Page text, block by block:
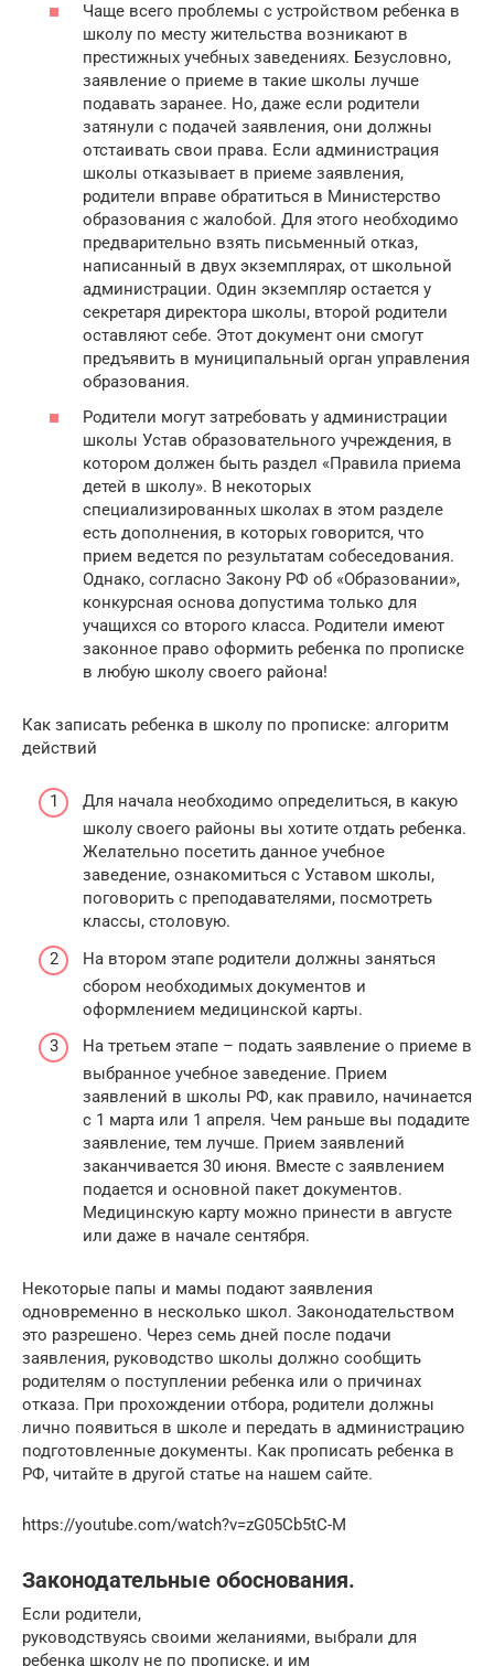
Чаще всего проблемы с устройством ребенка в
школу по месту жительства возникают в
престижных учебных заведениях. Безусловно,
заявление о приеме в такие школы лучше
подавать заранее. Но, даже если родители
затянули с подачей заявления, они должны
отстаивать свои права. Если администрация
школы отказывает в приеме заявления,
родители вправе обратиться в Министерство
образования с жалобой. Для этого необходимо
предварительно взять письменный отказ,
написанный в двух экземплярах, от школьной
администрации. Один экземпляр остается у
секретаря директора школы, второй родители
оставляют себе. Этот документ они смогут
предъявить в муниципальный орган управления
образования.
Родители могут затребовать у администрации
школы Устав образовательного учреждения, в
котором должен быть раздел «Правила приема
детей в школу». В некоторых
специализированных школах в этом разделе
есть дополнения, в которых говорится, что
прием ведется по результатам собеседования.
Однако, согласно Закону РФ об «Образовании»,
конкурсная основа допустима только для
учащихся со второго класса. Родители имеют
законное право оформить ребенка по прописке
в любую школу своего района!
Как записать ребенка в школу по прописке: алгоритм
действий
Для начала необходимо определиться, в какую
школу своего районы вы хотите отдать ребенка.
Желательно посетить данное учебное
заведение, ознакомиться с Уставом школы,
поговорить с преподавателями, посмотреть
классы, столовую.
На втором этапе родители должны заняться
сбором необходимых документов и
оформлением медицинской карты.
На третьем этапе – подать заявление о приеме в
выбранное учебное заведение. Прием
заявлений в школы РФ, как правило, начинается
с 1 марта или 1 апреля. Чем раньше вы подадите
заявление, тем лучше. Прием заявлений
заканчивается 30 июня. Вместе с заявлением
подается и основной пакет документов.
Медицинскую карту можно принести в августе
или даже в начале сентября.
Некоторые папы и мамы подают заявления
одновременно в несколько школ. Законодательством
это разрешено. Через семь дней после подачи
заявления, руководство школы должно сообщить
родителям о поступлении ребенка или о причинах
отказа. При прохождении отбора, родители должны
лично появиться в школе и передать в администрацию
подготовленные документы. Как прописать ребенка в
РФ, читайте в другой статье на нашем сайте.
https://youtube.com/watch?v=zG05Cb5tC-M
Законодательные обоснования.
Если родители,
руководствуясь своими желаниями, выбрали для
ребенка школу не по прописке, и им